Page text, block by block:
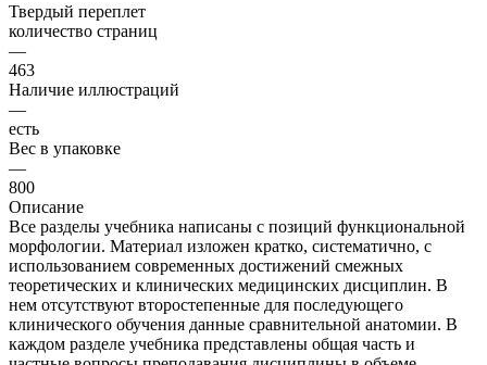
Твердый переплет
количество страниц
—
463
Наличие иллюстраций
—
есть
Вес в упаковке
—
800
Описание
Все разделы учебника написаны с позиций функциональной
морфологии. Материал изложен кратко, систематично, с
использованием современных достижений смежных
теоретических и клинических медицинских дисциплин. В
нем отсутствуют второстепенные для последующего
клинического обучения данные сравнительной анатомии. В
каждом разделе учебника представлены общая часть и